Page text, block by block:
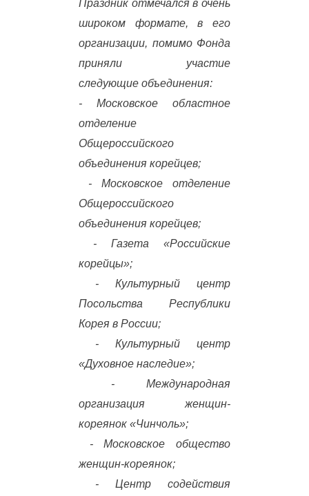
Праздник отмечался в очень
широком формате, в его
организации, помимо Фонда
приняли участие
следующие объединения:
- Московское областное
отделение
Общероссийского
объединения корейцев;
- Московское отделение
Общероссийского
объединения корейцев;
- Газета «Российские
корейцы»;
- Культурный центр
Посольства Республики
Корея в России;
- Культурный центр
«Духовное наследие»;
- Международная
организация женщин-
кореянок «Чинчоль»;
- Московское общество
женщин-кореянок;
- Центр содействия